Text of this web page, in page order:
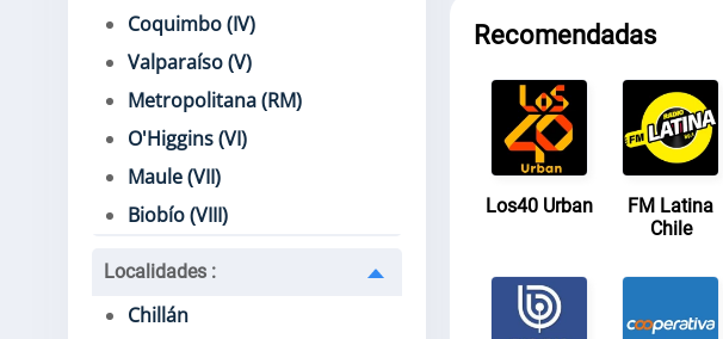
Coquimbo (IV)
Valparaíso (V)
Metropolitana (RM)
O'Higgins (VI)
Maule (VII)
Biobío (VIII)
Localidades :
Chillán
Recomendadas
Los40 Urban
FM Latina
Chile